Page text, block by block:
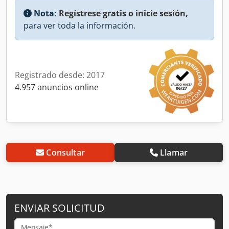
Nota: Regístrese gratis o inicie sesión,
para ver toda la información.
Registrado desde: 2017
4.957 anuncios online
Consultar Llamar
ENVIAR SOLICITUD